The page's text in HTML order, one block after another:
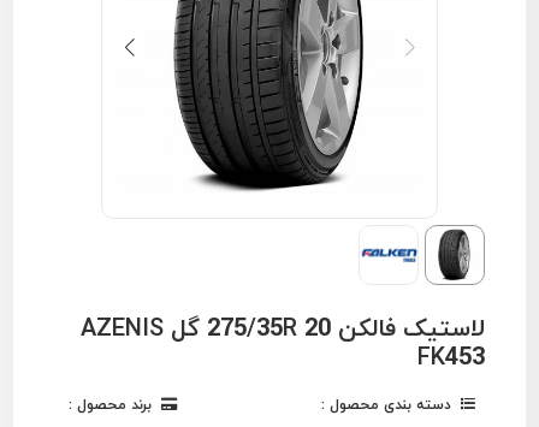
لاستیک فالکن 275/35R 20 گل AZENIS
FK453
دسته بندی محصول : برند محصول :